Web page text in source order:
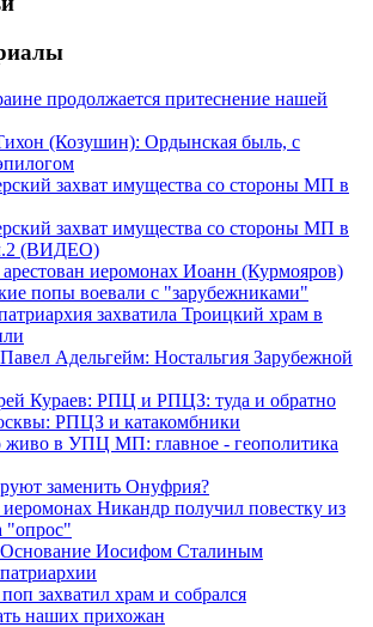
продолжается притеснение нашей
(Козушин): Ордынская быль, с
захват имущества со стороны МП в
захват имущества со стороны МП в
(ВИДЕО)
иеромонах Иоанн (Курмояров)
попы воевали с "зарубежниками"
захватила Троицкий храм в
Адельгейм: Ностальгия Зарубежной
Кураев: РПЦ и РПЦЗ: туда и обратно
РПЦЗ и катакомбники
живо в УПЦ МП: главное - геополитика
заменить Онуфрия?
Никандр получил повестку из
"опрос"
Иосифом Сталиным
захватил храм и собрался
наших прихожан